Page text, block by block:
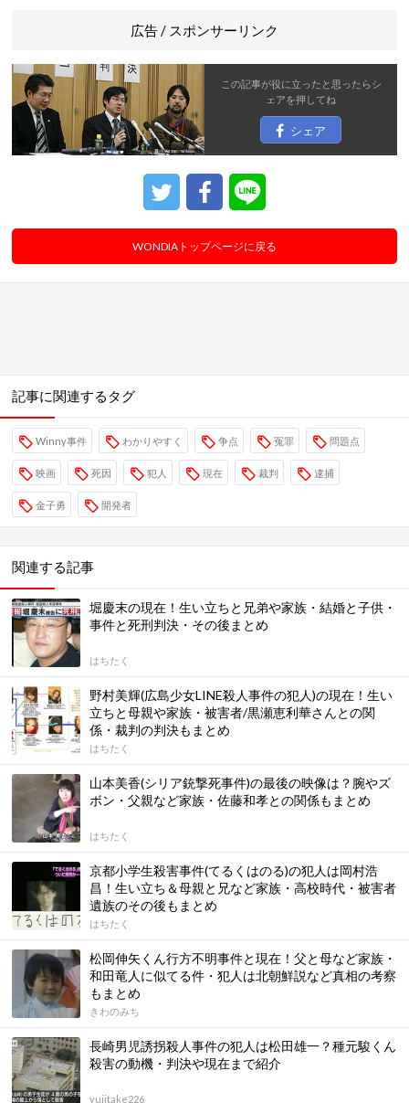
広告 / スポンサーリンク
この記事が役に立ったと思ったらシ
ェアを押してね
シェア
WONDIAトップページに戻る
記事に関連するタグ
Winny事件 わかりやすく 争点 冤罪 問題点
映画 死因 犯人 現在 裁判 逮捕
金子勇 開発者
関連する記事
堀慶末の現在！生い立ちと兄弟や家族・結婚と子供・
事件と死刑判決・その後まとめ
はちたく
野村美輝(広島少女LINE殺人事件の犯人)の現在！生い
立ちと母親や家族・被害者/黒瀬恵利華さんとの関
係・裁判の判決もまとめ
はちたく
山本美香(シリア銃撃死事件)の最後の映像は？腕やズ
ボン・父親など家族・佐藤和孝との関係もまとめ
はちたく
京都小学生殺害事件(てるくはのる)の犯人は岡村浩
昌！生い立ち＆母親と兄など家族・高校時代・被害者
遺族のその後もまとめ
はちたく
松岡伸矢くん行方不明事件と現在！父と母など家族・
和田竜人に似てる件・犯人は北朝鮮説など真相の考察
もまとめ
きわのみち
長崎男児誘拐殺人事件の犯人は松田雄一？種元駿くん
殺害の動機・判決や現在まで紹介
yujitake226